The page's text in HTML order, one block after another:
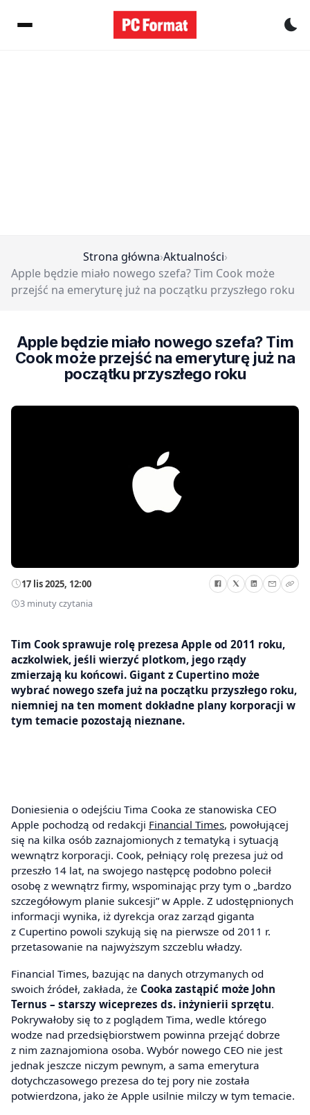
Strona główna›Aktualności›
Apple będzie miało nowego szefa? Tim Cook może
przejść na emeryturę już na początku przyszłego roku
Apple będzie miało nowego szefa? Tim
Cook może przejść na emeryturę już na
początku przyszłego roku
17 lis 2025, 12:00
3 minuty czytania
Tim Cook sprawuje rolę prezesa Apple od 2011 roku,
aczkolwiek, jeśli wierzyć plotkom, jego rządy
zmierzają ku końcowi. Gigant z Cupertino może
wybrać nowego szefa już na początku przyszłego roku,
niemniej na ten moment dokładne plany korporacji w
tym temacie pozostają nieznane.
Doniesienia o odejściu Tima Cooka ze stanowiska CEO
Apple pochodzą od redakcji Financial Times, powołującej
się na kilka osób zaznajomionych z tematyką i sytuacją
wewnątrz korporacji. Cook, pełniący rolę prezesa już od
przeszło 14 lat, na swojego następcę podobno polecił
osobę z wewnątrz firmy, wspominając przy tym o „bardzo
szczegółowym planie sukcesji” w Apple. Z udostępnionych
informacji wynika, iż dyrekcja oraz zarząd giganta
z Cupertino powoli szykują się na pierwsze od 2011 r.
przetasowanie na najwyższym szczeblu władzy.
Financial Times, bazując na danych otrzymanych od
swoich źródeł, zakłada, że Cooka zastąpić może John
Ternus – starszy wiceprezes ds. inżynierii sprzętu.
Pokrywałoby się to z poglądem Tima, wedle którego
wodze nad przedsiębiorstwem powinna przejąć dobrze
z nim zaznajomiona osoba. Wybór nowego CEO nie jest
jednak jeszcze niczym pewnym, a sama emerytura
dotychczasowego prezesa do tej pory nie została
potwierdzona, jako że Apple usilnie milczy w tym temacie.